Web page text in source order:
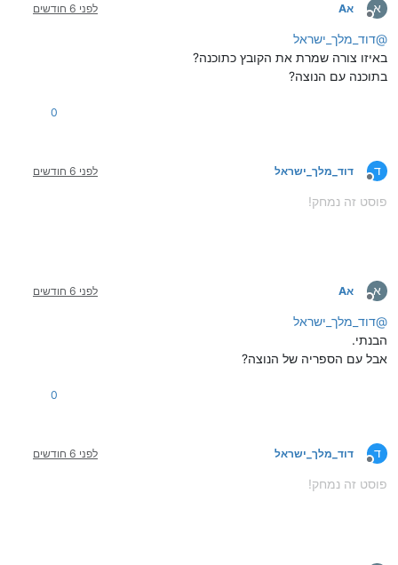
א
מנותק
אA לפני 6 חודשים
@דוד_מלך_ישראל
באיזו צורה שמרת את הקובץ כתוכנה?
בתוכנה עם הנוצה?
0
ד
מנותק
דוד_מלך_ישראל לפני 6 חודשים
פוסט זה נמחק!
א
מנותק
אA לפני 6 חודשים
@דוד_מלך_ישראל
הבנתי.
אבל עם הספריה של הנוצה?
0
ד
מנותק
דוד_מלך_ישראל לפני 6 חודשים
פוסט זה נמחק!